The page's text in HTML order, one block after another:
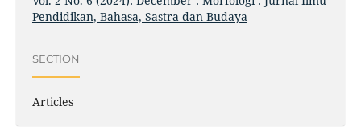
Pendidikan, Bahasa, Sastra dan Budaya
SECTION
Articles